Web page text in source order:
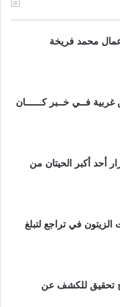
محمد فريخة
فــي خــبر كــــــان
أحد أكبر الحيتان من
في تراجع لتبلغ
تحقيق للكشف عن